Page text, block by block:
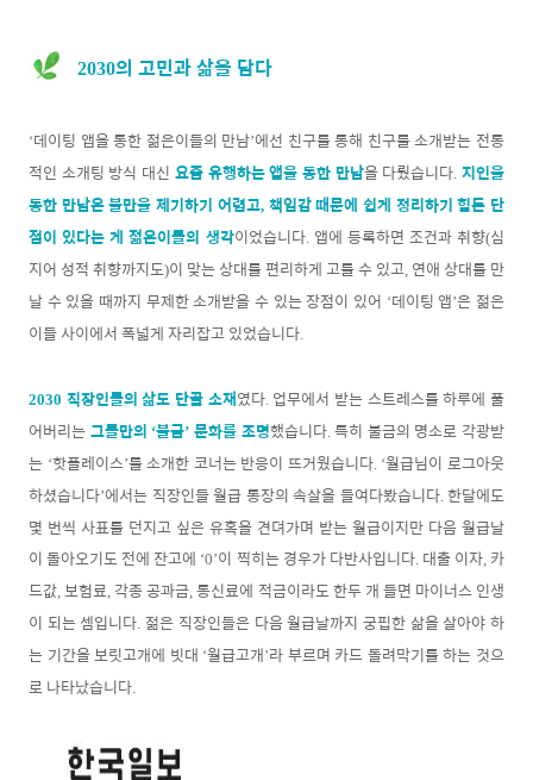
2030의 고민과 삶을 담다
‘데이팅 앱을 통한 젊은이들의 만남’에선 친구를 통해 친구를 소개받는 전통
적인 소개팅 방식 대신 요즘 유행하는 앱을 통한 만남을 다뤘습니다 .지인을
통한 만남은 불만을 제기하기 어렵고, 책임감 때문에 쉽게 정리하기 힘든 단
점이 있다는 게 젊은이들의 생각이었습니다. 앱에 등록하면 조건과 취향(심
지어 성적 취향까지도)이 맞는 상대를 편리하게 고를 수 있고 연애 상대를 만
날 수 있을 때까지 무제한 소개받을 수 있는 장점이 있어 ‘데이팅 앱’은 젊은
이들 사이에서 폭넓게 자리잡고 있었습니다
2030 직장인들의 삶도 단골 소재였다. 업무에서 받는 스트레스를 하루에 풀
어버리는그들만의 ‘불금’ 문화를 조명했습니다.특히 불금의 명소로 각광받
는 ‘핫플레이스’를 소개한 코너는 반응이 뜨거웠습니다. ‘월급님이 로그아웃
하셨습니다’에서는 직장인들 월급 통장의 속살을 들여다봤습니다. 한달에도
몇 번씩 사표를 던지고 싶은 유혹을 견뎌가며 받는 월급이지만 다음 월급날
이 돌아오기도 전에 잔고에 ‘0’이 찍히는 경우가 다반사입니다. 대출 이자, 카
드값 보험료 각종 공과금 ,통신료에 적금이라도 한두 개 들면 마이너스 인생
이 되는 셈입니다 젊은 직장인들은 다음 월급날까지 궁핍한 삶을 살아야 하
는 기간을 보릿고개에 빗대 ‘월급고개’라 부르며 카드 돌려막기를 하는 것으
로 나타났습니다